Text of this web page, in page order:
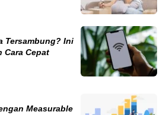
Tersambung? Ini
Cara Cepat
Measurable